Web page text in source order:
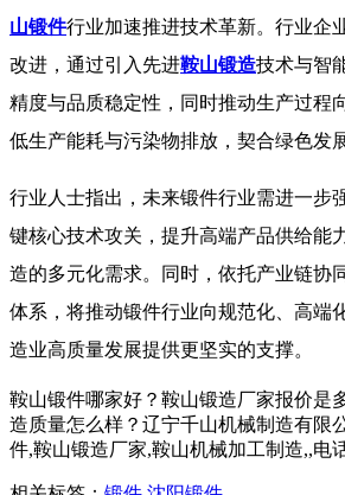
山锻件行业加速推进技术革新。行业企
改进，通过引入先进鞍山锻造技术与智
精度与品质稳定性，同时推动生产过程
低生产能耗与污染物排放，契合绿色发
行业人士指出，未来锻件行业需进一步
键核心技术攻关，提升高端产品供给能
造的多元化需求。同时，依托产业链协
体系，将推动锻件行业向规范化、高端
造业高质量发展提供更坚实的支撑。
鞍山锻件哪家好？鞍山锻造厂家报价是
造质量怎么样？辽宁千山机械制造有限
件,鞍山锻造厂家,鞍山机械加工制造,,电